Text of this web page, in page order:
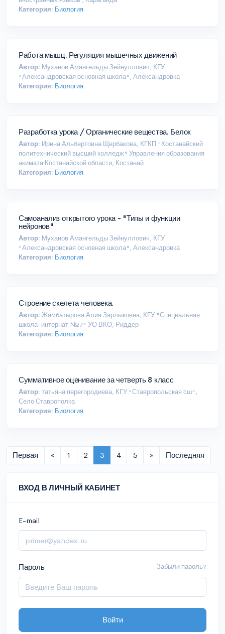
ВХОД В ЛИЧНЫЙ КАБИНЕТ
E-mail
Пароль Забыли пароль?
Войти
Категория: Биология
Работа мышц. Регуляция мышечных движений
Автор: Муханов Амангельды Зейнуллович, КГУ
"Александровская основная школа", Александровка
Категория: Биология
Разработка урока / Органические вещества. Белок
Автор: Ирина Альбертовна Щербакова, КГКП "Костанайский
политехнический высший колледж" Управления образования
акимата Костанайской области, Костанай
Категория: Биология
Самоанализ открытого урока - "Типы и функции
нейронов"
Автор: Муханов Амангельды Зейнуллович, КГУ
"Александровская основная школа", Александровка
Категория: Биология
Строение скелета человека.
Автор: Жамбатырова Алия Зарлыковна, КГУ "Специальная
школа-интернат №7" УО ВКО, Риддер
Категория: Биология
Суммативное оценивание за четверть 8 класс
Автор: татьяна перегородиева, КГУ "Ставропольская сш",
Село Ставрополка
Категория: Биология
Первая « 1 2 3 4 5 » Последняя